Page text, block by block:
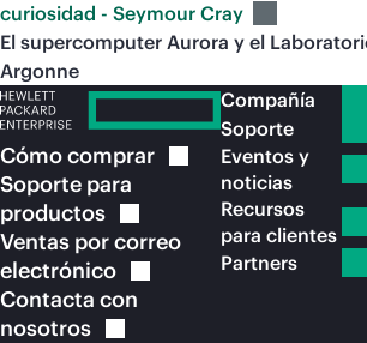
curiosidad - Seymour Cray
El supercomputer Aurora y el
Argonne
Cómocomprar
Soporte para
productos
Ventas por correo
electrónico
Contacta con
nosotros
Compañía
Soporte
Eventos y
noticias
Recursos
para clientes
Partners